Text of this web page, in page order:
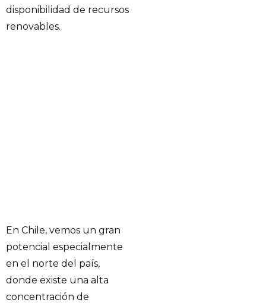
disponibilidad de recursos
renovables.
En Chile, vemos un gran
potencial especialmente
en el norte del país,
donde existe una alta
concentración de